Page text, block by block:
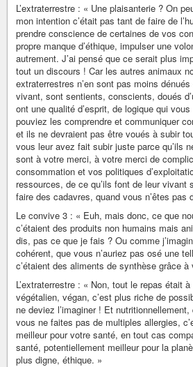
L’extraterrestre : « Une plaisanterie ? On
mon intention c’était pas tant de faire de
prendre conscience de certaines de vos
propre manque d’éthique, impulser une
autrement. J’ai pensé que ce serait plus
tout un discours ! Car les autres animaux
extraterrestres n’en sont pas moins
vivant, sont sentients, conscients, doués
ont une qualité d’esprit, de logique qui
pouviez les comprendre et communiquer
et ils ne devraient pas être voués à subir
vous leur avez fait subir juste parce qu’ils
sont à votre merci, à votre merci de
consommation et vos politiques
ressources, de ce qu’ils font de leur vivant
faire des cadavres, quand vous n’êtes pas
Le convive 3 : « Euh, mais donc, ce que
c’étaient des produits non humains mais
dis, pas ce que je fais ? Ou comme
cohérent, que vous n’auriez pas osé une
c’étaient des aliments de synthèse grâce
L’extraterrestre : « Non, tout le repas était
végétalien, végan, c’est plus riche de
ne deviez l’imaginer ! Et
vous ne faites pas de multiples allergies,
meilleur pour votre santé, en tout cas
santé, potentiellement meilleur pour la
plus digne, éthique. »